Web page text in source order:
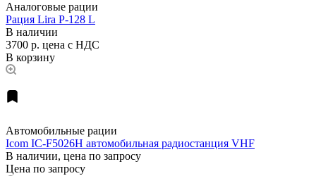
Аналоговые рации
Рация Lira P-128 L
В наличии
3700 р. цена с НДС
В корзину
Автомобильные рации
Icom IC-F5026H автомобильная радиостанция VHF
В наличии, цена по запросу
Цена по запросу